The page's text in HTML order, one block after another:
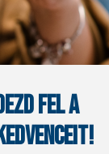
FEL A